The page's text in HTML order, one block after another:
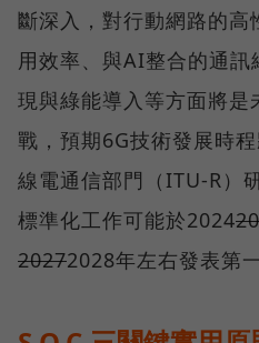
斷深入，對行動網路的高
用效率、與AI整合的通
現與綠能導入等方面將是
戰，預期6G技術發展時
線電通信部門（ITU-R）
標準化工作可能於2024
20272028年左右發表第